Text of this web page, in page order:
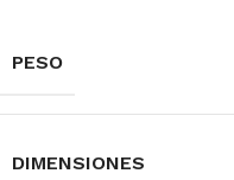
PESO
DIMENSIONES